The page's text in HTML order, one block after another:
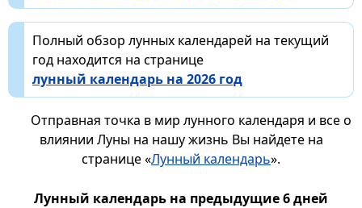
Полный обзор лунных календарей на текущий
год находится на странице
лунный календарь на 2026 год
Отправная точка в мир лунного календаря и все о
влиянии Луны на нашу жизнь Вы найдете на
странице «Лунный календарь».
Лунный календарь на предыдущие 6 дней